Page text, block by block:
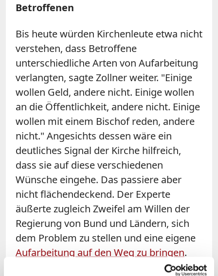
Betroffenen
Bis heute würden Kirchenleute etwa nicht
verstehen, dass Betroffene
unterschiedliche Arten von Aufarbeitung
verlangten, sagte Zollner weiter. "Einige
wollen Geld, andere nicht. Einige wollen
an die Öffentlichkeit, andere nicht. Einige
wollen mit einem Bischof reden, andere
nicht." Angesichts dessen wäre ein
deutliches Signal der Kirche hilfreich,
dass sie auf diese verschiedenen
Wünsche eingehe. Das passiere aber
nicht flächendeckend. Der Experte
äußerte zugleich Zweifel am Willen der
Regierung von Bund und Ländern, sich
dem Problem zu stellen und eine eigene
Aufarbeitung auf den Weg zu bringen.
"So etwas würde viel Geld kosten."